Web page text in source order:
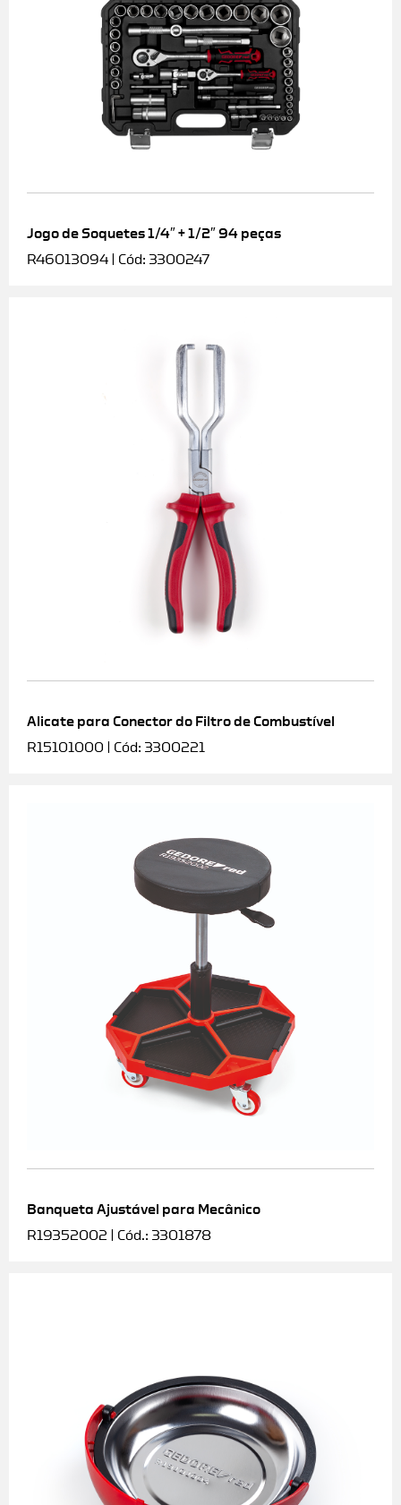
Jogo de Soquetes 1/4″ + 1/2″ 94 peças
R46013094 | Cód: 3300247
Alicate para Conector do Filtro de Combustível
R15101000 | Cód: 3300221
Banqueta Ajustável para Mecânico
R19352002 | Cód.: 3301878